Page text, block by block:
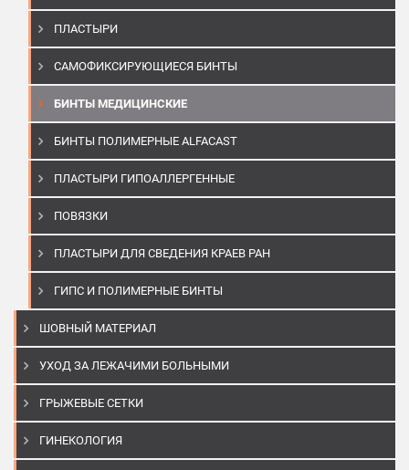
ПЛАСТЫРИ
САМОФИКСИРУЮЩИЕСЯ БИНТЫ
БИНТЫ МЕДИЦИНСКИЕ
БИНТЫ ПОЛИМЕРНЫЕ ALFACAST
ПЛАСТЫРИ ГИПОАЛЛЕРГЕННЫЕ
ПОВЯЗКИ
ПЛАСТЫРИ ДЛЯ СВЕДЕНИЯ КРАЕВ РАН
ГИПС И ПОЛИМЕРНЫЕ БИНТЫ
ШОВНЫЙ МАТЕРИАЛ
УХОД ЗА ЛЕЖАЧИМИ БОЛЬНЫМИ
ГРЫЖЕВЫЕ СЕТКИ
ГИНЕКОЛОГИЯ